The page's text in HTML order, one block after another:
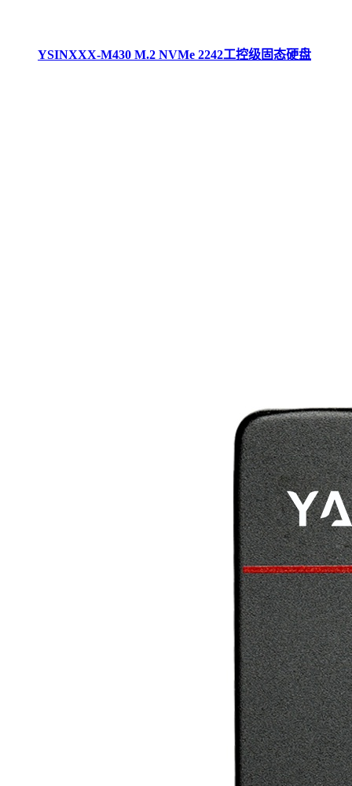
YSINXXX-M430 M.2 NVMe 2242工控级固态硬盘